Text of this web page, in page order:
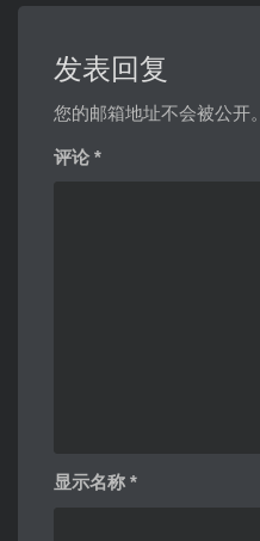
发表回复
您的邮箱地址不会被公开。
评论 *
显示名称 *